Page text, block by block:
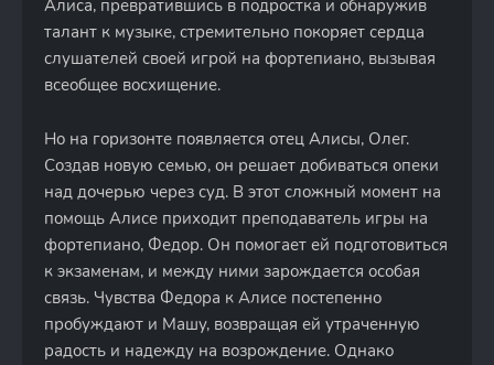
Алиса, превратившись в подростка и обнаружив
талант к музыке, стремительно покоряет сердца
слушателей своей игрой на фортепиано, вызывая
всеобщее восхищение.
Но на горизонте появляется отец Алисы, Олег.
Создав новую семью, он решает добиваться опеки
над дочерью через суд. В этот сложный момент на
помощь Алисе приходит преподаватель игры на
фортепиано, Федор. Он помогает ей подготовиться
к экзаменам, и между ними зарождается особая
связь. Чувства Федора к Алисе постепенно
пробуждают и Машу, возвращая ей утраченную
радость и надежду на возрождение. Однако